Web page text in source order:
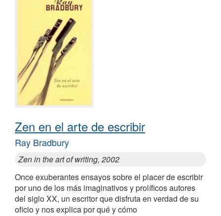
Zen en el arte de escribir
Ray Bradbury
Zen in the art of writing, 2002
Once exuberantes ensayos sobre el placer de escribir
por uno de los más imaginativos y prolíficos autores
del siglo XX, un escritor que disfruta en verdad de su
oficio y nos explica por qué y cómo